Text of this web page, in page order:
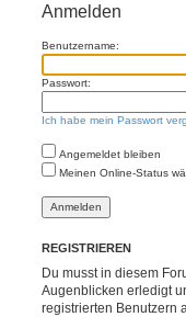
Anmelden
Benutzername:
Passwort:
Ich habe mein Passwort
Angemeldet bleiben
Meinen Online-Status
REGISTRIEREN
Du musst in diesem
Augenblicken erledigt
registrierten Benutzern